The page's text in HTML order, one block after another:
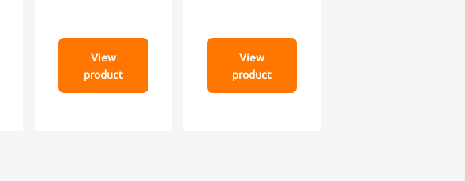
View
product
View
product